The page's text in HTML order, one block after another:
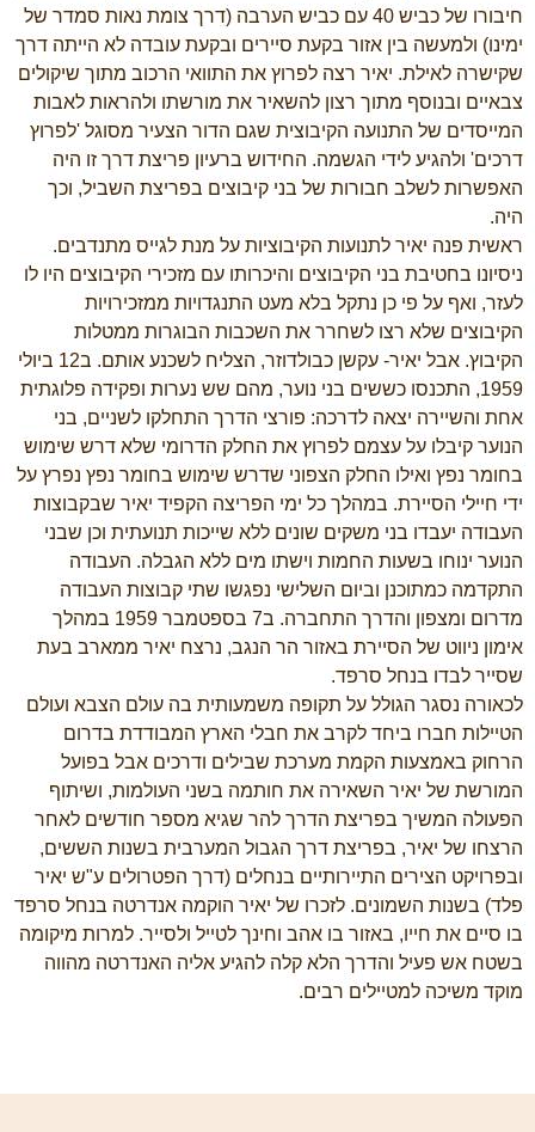
חיבורו של כביש 40 עם כביש הערבה (דרך צומת נאות סמדר של
ימינו) ולמעשה בין אזור בקעת סיירים ובקעת עובדה לא הייתה דרך
שקישרה לאילת. יאיר רצה לפרוץ את התוואי הרכוב מתוך שיקולים
צבאיים ובנוסף מתוך רצון להשאיר את מורשתו ולהראות לאבות
המייסדים של התנועה הקיבוצית שגם הדור הצעיר מסוגל 'לפרוץ
דרכים' ולהגיע לידי הגשמה. החידוש ברעיון פריצת דרך זו היה
האפשרות לשלב חבורות של בני קיבוצים בפריצת השביל, וכך
היה.
ראשית פנה יאיר לתנועות הקיבוציות על מנת לגייס מתנדבים.
ניסיונו בחטיבת בני הקיבוצים והיכרותו עם מזכירי הקיבוצים היו לו
לעזר, ואף על פי כן נתקל בלא מעט התנגדויות ממזכירויות
הקיבוצים שלא רצו לשחרר את השכבות הבוגרות ממטלות
הקיבוץ. אבל יאיר- עקשן כבולדוזר, הצליח לשכנע אותם. ב12 ביולי
1959, התכנסו כששים בני נוער, מהם שש נערות ופקידה פלוגתית
אחת והשיירה יצאה לדרכה: פורצי הדרך התחלקו לשניים, בני
הנוער קיבלו על עצמם לפרוץ את החלק הדרומי שלא דרש שימוש
בחומר נפץ ואילו החלק הצפוני שדרש שימוש בחומר נפץ נפרץ על
ידי חיילי הסיירת. במהלך כל ימי הפריצה הקפיד יאיר שבקבוצות
העבודה יעבדו בני משקים שונים ללא שייכות תנועתית וכן שבני
הנוער ינוחו בשעות החמות וישתו מים ללא הגבלה. העבודה
התקדמה כמתוכנן וביום השלישי נפגשו שתי קבוצות העבודה
מדרום ומצפון והדרך התחברה. ב7 בספטמבר 1959 במהלך
אימון ניווט של הסיירת באזור הר הנגב, נרצח יאיר ממארב בעת
שסייר לבדו בנחל סרפד.
לכאורה נסגר הגולל על תקופה משמעותית בה עולם הצבא ועולם
הטיילות חברו ביחד לקרב את חבלי הארץ המבודדת בדרום
הרחוק באמצעות הקמת מערכת שבילים ודרכים אבל בפועל
המורשת של יאיר השאירה את חותמה בשני העולמות, ושיתוף
הפעולה המשיך בפריצת הדרך להר שגיא מספר חודשים לאחר
הרצחו של יאיר, בפריצת דרך הגבול המערבית בשנות הששים,
ובפרויקט הצירים התיירותיים בנחלים (דרך הפטרולים ע"ש יאיר
פלד) בשנות השמונים. לזכרו של יאיר הוקמה אנדרטה בנחל סרפד
בו סיים את חייו, באזור בו אהב וחינך לטייל ולסייר. למרות מיקומה
בשטח אש פעיל והדרך הלא קלה להגיע אליה האנדרטה מהווה
מוקד משיכה למטיילים רבים.